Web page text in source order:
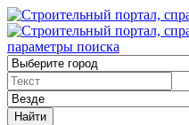
параметры поиска
Найти